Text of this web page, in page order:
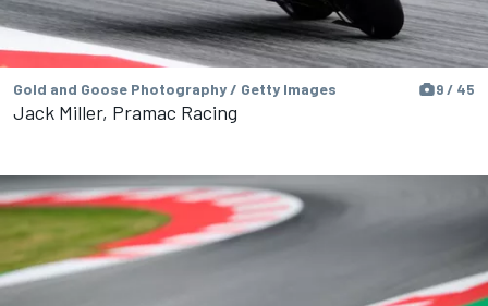
Gold and Goose Photography / Getty Images 9 / 45
Jack Miller, Pramac Racing